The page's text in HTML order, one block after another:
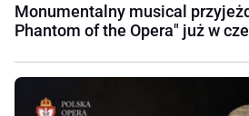
Monumentalny musical
Phantom of the Opera" już w